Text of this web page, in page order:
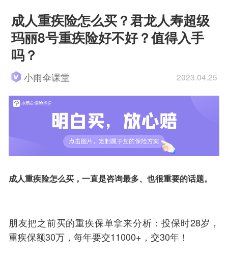
成人重疾险怎么买？君龙人寿超级
玛丽8号重疾险好不好？值得入手
吗？
小雨伞课堂 2023.04.25
成人重疾险怎么买，一直是咨询最多、也很重要的话题。
朋友把之前买的重疾保单拿来分析：投保时28岁，
重疾保额30万，每年要交11000+，交30年！